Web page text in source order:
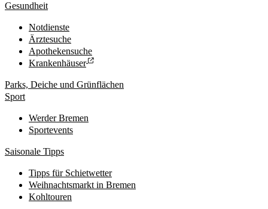
Gesundheit
Notdienste
Ärztesuche
Apothekensuche
Krankenhäuser
Parks, Deiche und Grünflächen
Sport
Werder Bremen
Sportevents
Saisonale Tipps
Tipps für Schietwetter
Weihnachtsmarkt in Bremen
Kohltouren